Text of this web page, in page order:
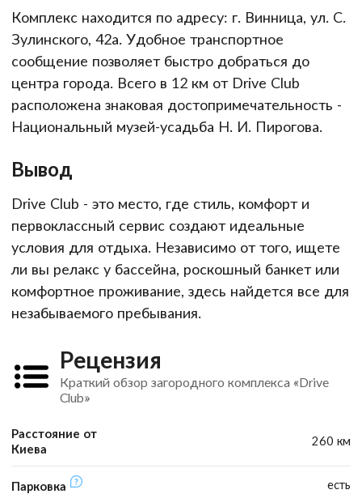
Комплекс находится по адресу: г. Винница, ул. С.
Зулинского, 42а. Удобное транспортное
сообщение позволяет быстро добраться до
центра города. Всего в 12 км от Drive Club
расположена знаковая достопримечательность -
Национальный музей-усадьба Н. И. Пирогова.
Вывод
Drive Club - это место, где стиль, комфорт и
первоклассный сервис создают идеальные
условия для отдыха. Независимо от того, ищете
ли вы релакс у бассейна, роскошный банкет или
комфортное проживание, здесь найдется все для
незабываемого пребывания.
Рецензия
Краткий обзор загородного комплекса «Drive
Club»
Расстояние от
Киева
260 км
Парковка есть